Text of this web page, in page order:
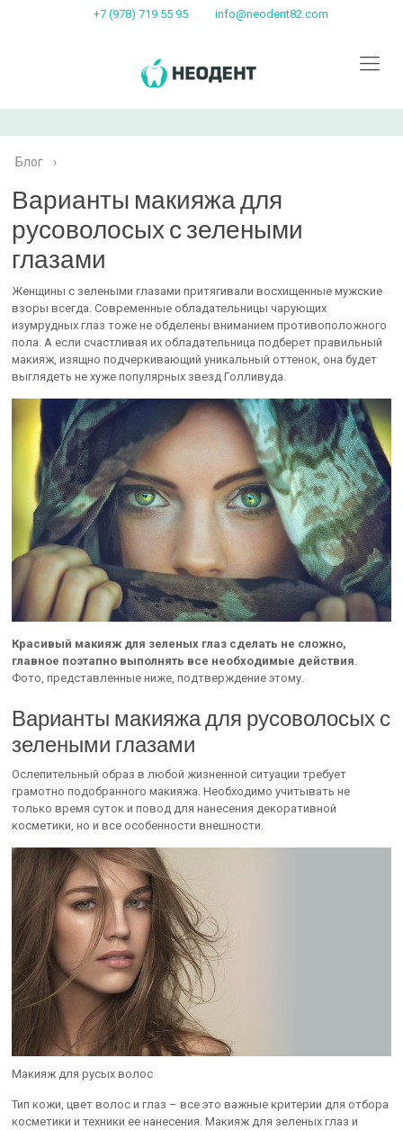
+7 (978) 719 55 95 info@neodent82.com
Блог ›
Варианты макияжа для
русоволосых с зелеными
глазами
Женщины с зелеными глазами притягивали восхищенные мужские
взоры всегда. Современные обладательницы чарующих
изумрудных глаз тоже не обделены вниманием противоположного
пола. А если счастливая их обладательница подберет правильный
макияж, изящно подчеркивающий уникальный оттенок, она будет
выглядеть не хуже популярных звезд Голливуда.
Красивый макияж для зеленых глаз сделать не сложно,
главное поэтапно выполнять все необходимые действия.
Фото, представленные ниже, подтверждение этому.
Варианты макияжа для русоволосых с
зелеными глазами
Ослепительный образ в любой жизненной ситуации требует
грамотно подобранного макияжа. Необходимо учитывать не
только время суток и повод для нанесения декоративной
косметики, но и все особенности внешности.
Макияж для русых волос
Тип кожи, цвет волос и глаз – все это важные критерии для отбора
косметики и техники ее нанесения. Макияж для зеленых глаз и